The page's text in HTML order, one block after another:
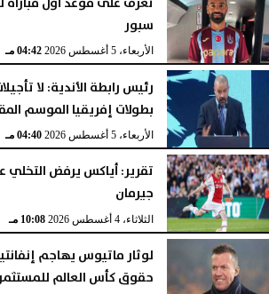
سبور
الأربعاء، 5 أغسطس 2026 04:42 مـ
رئيس رابطة الأندية: لا
بطولات إفريقيا الموسم
الأربعاء، 5 أغسطس 2026 04:40 مـ
تقرير: أياكس يرفض
جيرمان
الثلاثاء، 4 أغسطس 2026 10:08 مـ
لوثار ماتيوس يهاجم
حقوق كأس العالم